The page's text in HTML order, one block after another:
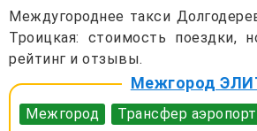
Междугороднее такси
Троицкая: стоимость поездки,
рейтинг и отзывы.
Межгород
Межгород Трансфер аэропорт